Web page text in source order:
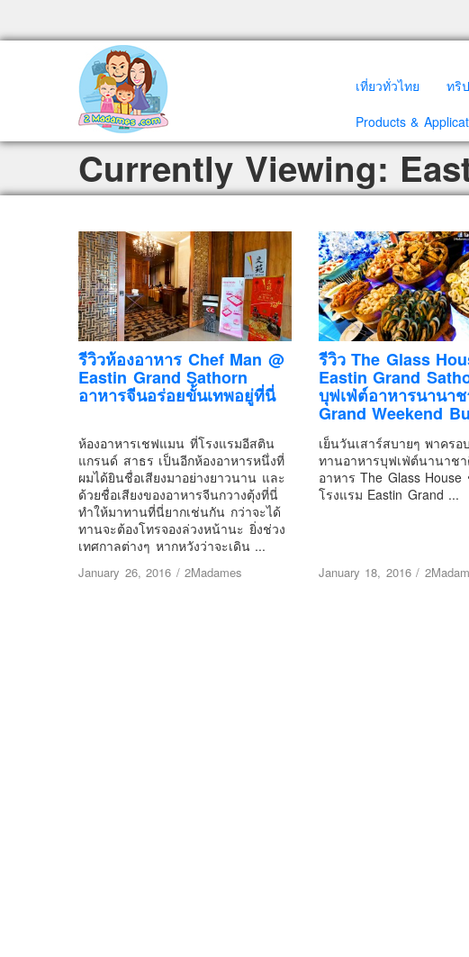
เที่ยวทั่วไทย ทริ
Products &
Currently Viewing:
รีวิวห้องอาหาร Chef Man @
Eastin Grand Sathorn
อาหารจีนอร่อยขั้นเทพอยู่ที่นี่
ห้องอาหารเชฟแมน ที่โรงแรมอีสติน
แกรนด์ สาธร เป็นอีกห้องอาหารหนึ่งที่
ผมได้ยินชื่อเสียงมาอย่างยาวนาน และ
ด้วยชื่อเสียงของอาหารจีนกวางตุ้งที่นี่
ทำให้มาทานที่นี่ยากเช่นกัน กว่าจะได้
ทานจะต้องโทรจองล่วงหน้านะ ยิ่งช่วง
เทศกาลต่างๆ หากหวังว่าจะเดิน ...
January 26, 2016 / 2Madames
รีวิว The Glass
Eastin Grand
บุฟเฟ่ต์อาหารนานา
Grand Weekend
เย็นวันเสาร์สบายๆ พาครอ
ทานอาหารบุฟเฟ่ต์นานาช
อาหาร The Glass
โรงแรม Eastin Grand ...
January 18, 2016/